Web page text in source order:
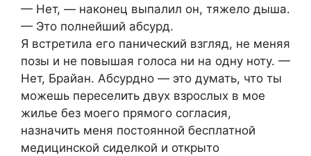
— Нет, — наконец выпалил он, тяжело дыша.
— Это полнейший абсурд.
Я встретила его панический взгляд, не меняя
позы и не повышая голоса ни на одну ноту. —
Нет, Брайан. Абсурдно — это думать, что ты
можешь переселить двух взрослых в мое
жилье без моего прямого согласия,
назначить меня постоянной бесплатной
медицинской сиделкой и открыто